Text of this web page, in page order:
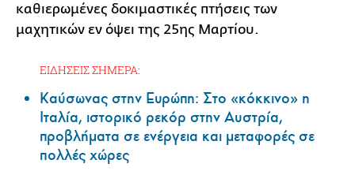
καθιερωμένες δοκιμαστικές πτήσεις των
μαχητικών εν όψει της 25ης Μαρτίου.
ΕΙΔΗΣΕΙΣ ΣΗΜΕΡΑ:
Καύσωνας στην Ευρώπη: Στο «κόκκινο» η
Ιταλία, ιστορικό ρεκόρ στην Αυστρία,
προβλήματα σε ενέργεια και μεταφορές σε
πολλές χώρες